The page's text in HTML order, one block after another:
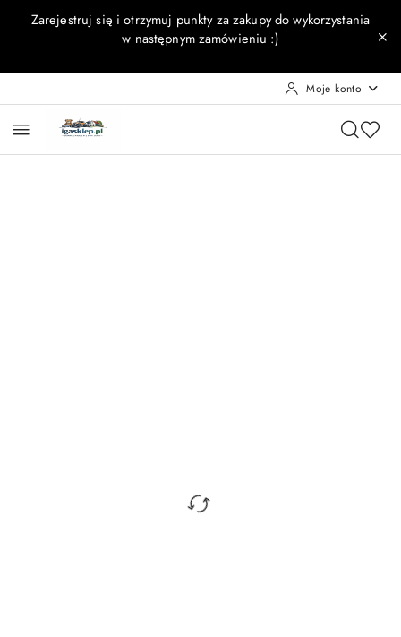
Przejdź do treści głównej
Przejdź do wyszukiwarki
Przejdź do moje konto
Przejdź do menu głównego
Przejdź do opisu produktu
Przejdź do stopki
Zarejestruj się i otrzymuj punkty za zakupy do wykorzystania
w następnym zamówieniu :)
Moje konto